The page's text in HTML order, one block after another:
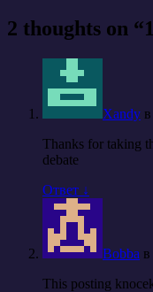
2 thoughts on “
Xandy в
Thanks for taking
debate
Ответ ↓
Bobba в
This posting